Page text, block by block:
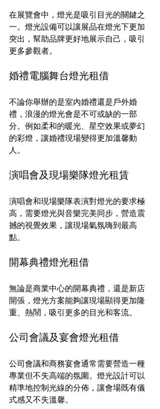
在展覽會中，燈光是吸引目光的關鍵之
一。燈光設備可以讓展品在燈光下更加
突出，幫助品牌更好地展示自己，吸引
更多參觀者。
婚禮電腦舞台燈光租借
不論你舉辦的是室內婚禮還是戶外婚
禮，浪漫的燈光會是不可或缺的一部
分。例如柔和的暖光、星空效果或夢幻
的彩燈，讓婚禮現場變得更加溫馨動
人。
演唱會及現場樂隊燈光租賃
演唱會和現場樂隊表演對燈光的要求極
高，需要燈光與音樂完美同步，營造震
撼的視覺效果，讓現場氣氛嗨到最高
點。
開幕典禮燈光租借
無論是商業中心的開幕典禮，還是新店
開張，燈光方案能夠讓現場顯得更加隆
重、熱鬧，吸引更多的目光和客流。
公司會議及宴會燈光租借
公司會議和商務宴會通常需要營造一種
專業但不失高端的氛圍。燈光設計可以
精準地控制光線的分佈，讓會場既有儀
式感又不失溫馨。